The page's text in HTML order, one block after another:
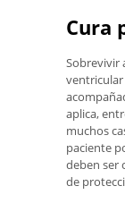
Cura
Sobrevivir
aplica,
muchos
paciente
deben ser
de